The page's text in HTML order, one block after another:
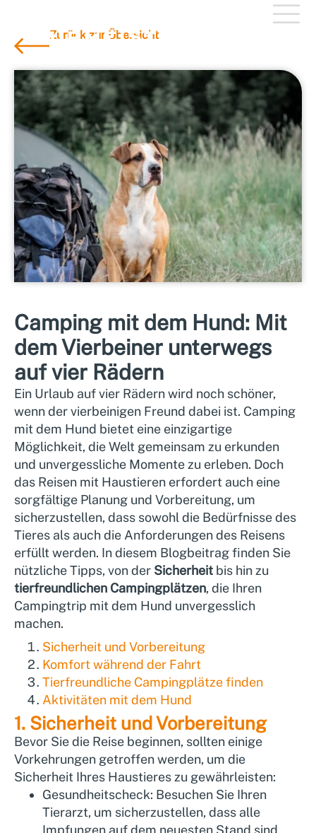
Zurück zur Übersicht
Camping mit dem Hund: Mit
dem Vierbeiner unterwegs
auf vier Rädern
Ein Urlaub auf vier Rädern wird noch schöner,
wenn der vierbeinigen Freund dabei ist. Camping
mit dem Hund bietet eine einzigartige
Möglichkeit, die Welt gemeinsam zu erkunden
und unvergessliche Momente zu erleben. Doch
das Reisen mit Haustieren erfordert auch eine
sorgfältige Planung und Vorbereitung, um
sicherzustellen, dass sowohl die Bedürfnisse des
Tieres als auch die Anforderungen des Reisens
erfüllt werden. In diesem Blogbeitrag finden Sie
nützliche Tipps, von der Sicherheit bis hin zu
tierfreundlichen Campingplätzen, die Ihren
Campingtrip mit dem Hund unvergesslich
machen.
Sicherheit und Vorbereitung
Komfort während der Fahrt
Tierfreundliche Campingplätze finden
Aktivitäten mit dem Hund
1. Sicherheit und Vorbereitung
Bevor Sie die Reise beginnen, sollten einige
Vorkehrungen getroffen werden, um die
Sicherheit Ihres Haustieres zu gewährleisten:
Gesundheitscheck: Besuchen Sie Ihren
Tierarzt, um sicherzustellen, dass alle
Impfungen auf dem neuesten Stand sind